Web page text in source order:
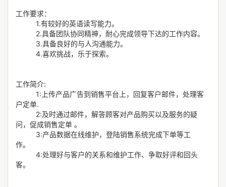
工作要求：
1.有较好的英语读写能力。
2.具备团队协同精神，耐心完成领导下达的工作内容。
3.具备良好的与人沟通能力。
4.喜欢挑战，乐于探索。
工作简介:
1:上传产品广告到销售平台上，回复客户邮件，处理客
户定单.
2:及时通过邮件，解答顾客对产品购买以及服务的疑
问，促成销售定单 。
3:产品数据在线维护，登陆销售系统完成下单等工
作。
4:处理好与客户的关系和维护工作、争取好评和回头
客。